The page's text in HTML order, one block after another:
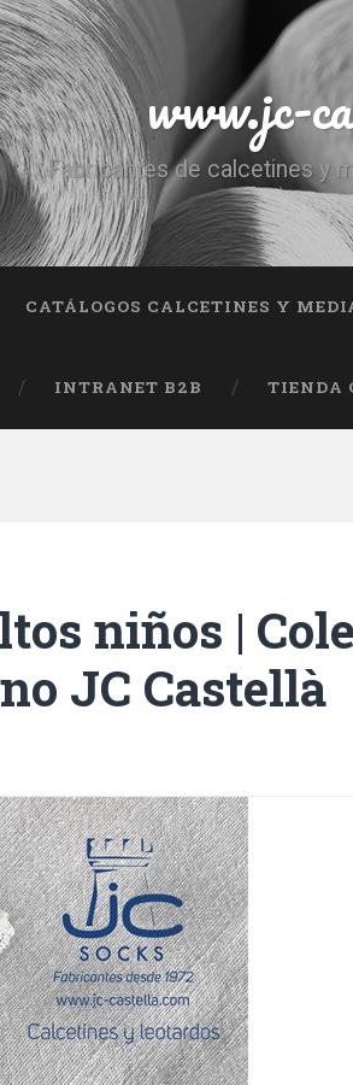
www.jc-
Fabricantes de calcetines y
CATÁLOGOS CALCETINES Y
INTRANET B2B TIENDA
niños |
JC Castellà